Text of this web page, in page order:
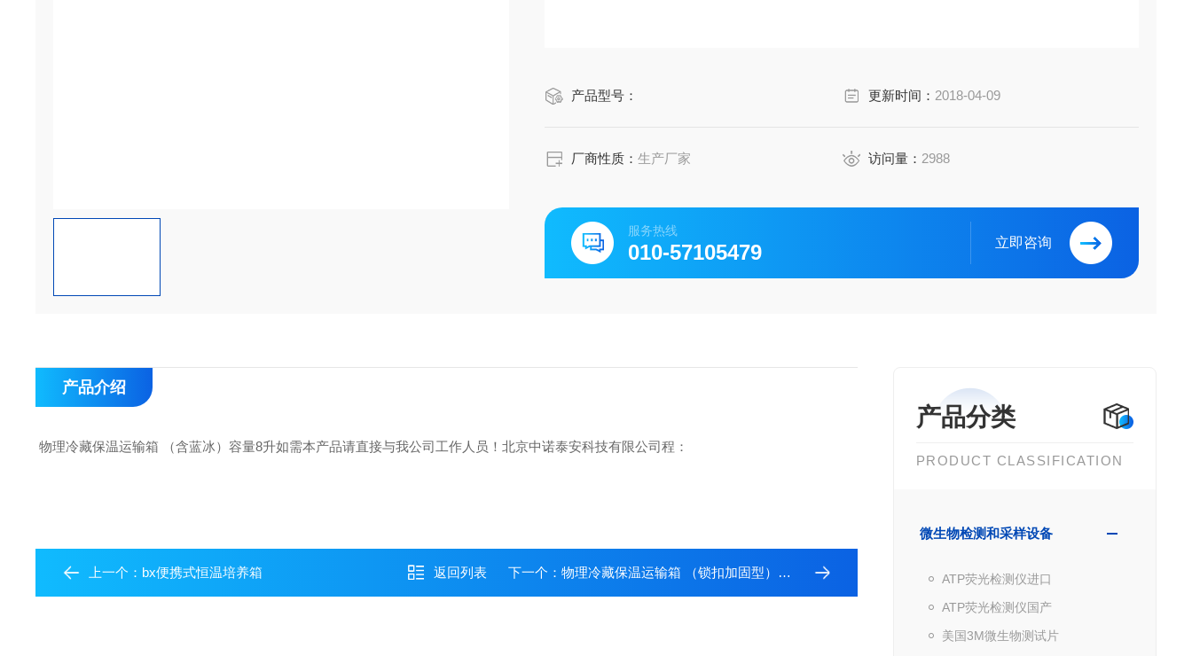
产品型号： 更新时间： 2018-04-09
厂商性质：生产厂家 访问量： 2988
服务热线
010-57105479 立即咨询
产品分类
PRODUCT CLASSIFICATION
微生物检测和采样设备
ATP荧光检测仪进口
ATP荧光检测仪国产
美国3M微生物测试片
产品介绍
物理冷藏保温运输箱 （含蓝冰）容量8升如需本产品请直接与我公司工作人员！北京中诺泰安科技有限公司程：
上一个： bx便携式恒温培养箱 返回列表 下一个： 物理冷藏保温运输箱 （锁扣加固型）容量17升